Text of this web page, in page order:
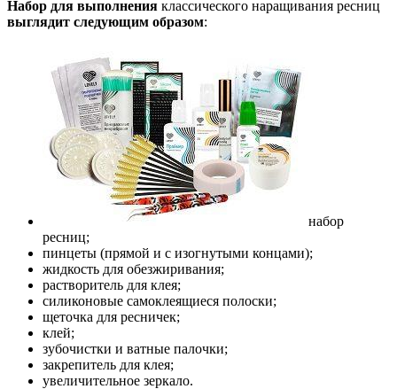
Набор для выполнения классического наращивания ресниц
выглядит следующим образом:
набор
ресниц;
пинцеты (прямой и с изогнутыми концами);
жидкость для обезжиривания;
растворитель для клея;
силиконовые самоклеящиеся полоски;
щеточка для ресничек;
клей;
зубочистки и ватные палочки;
закрепитель для клея;
увеличительное зеркало.